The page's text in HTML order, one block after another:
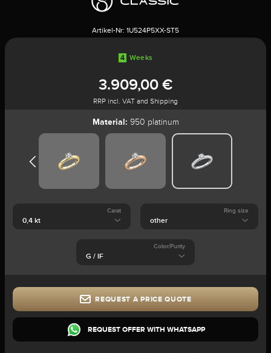
Artikel-Nr: 1U524P5XX-ST5
4 Weeks
3.909,00 €
RRP incl. VAT and Shipping
Material: 950 platinum
Carat Ring size
Color/Purity
REQUEST A PRICE QUOTE
REQUEST OFFER WITH WHATSAPP